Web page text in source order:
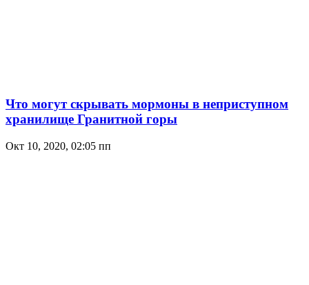
Что могут скрывать мормоны в неприступном
хранилище Гранитной горы
Окт 10, 2020, 02:05 пп